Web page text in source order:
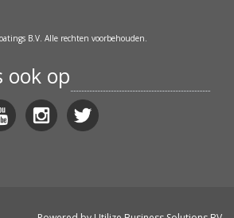
B.V. Alle rechten voorbehouden.
ook op